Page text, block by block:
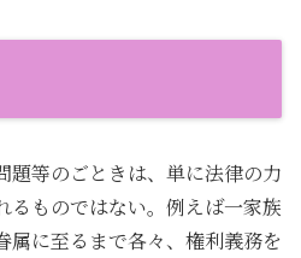
題等のごときは、単に法律の力
るものではない。例えば一家族
属に至るまで各々、権利義務を